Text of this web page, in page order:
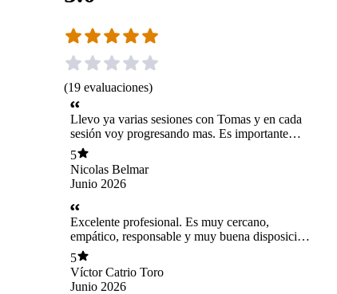
(19 evaluaciones)
Llevo ya varias sesiones con Tomas y en cada
sesión voy progresando mas. Es importante
hacer sus tareas, cada tarea tiene su propósito el
cual al verlas en sesión te vas dando cuenta de
cosas que no sabias y a su vez permite sacar al
máximo el provecho de la sesión. Como siempre
es un excelente profesional. Tomas en sus
sesiones busca que pienses mucho pero que
también despues de la sesión pienses mas. Lo
recomendaría mucho en especial en casos de
relaciones interpersonales
5
Nicolas Belmar
Junio 2026
Excelente profesional. Es muy cercano,
empático, responsable y muy buena disposición
a la gestión de la sesión. El más bkn! 😉
5
Víctor Catrio Toro
Junio 2026